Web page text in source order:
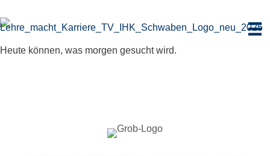
Inhalt
Heute können, was morgen gesucht wird.